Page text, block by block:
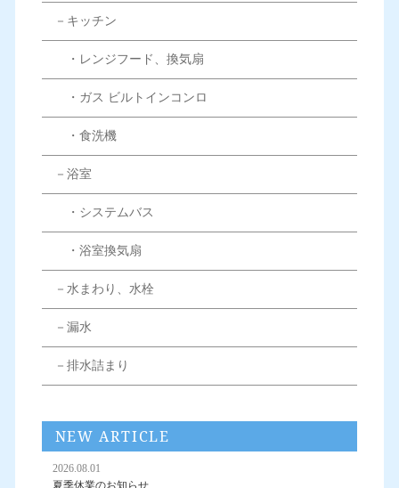
－キッチン
・レンジフード、換気扇
・ガス ビルトインコンロ
・食洗機
－浴室
・システムバス
・浴室換気扇
－水まわり、水栓
－漏水
－排水詰まり
NEW ARTICLE
2026.08.01
夏季休業のお知らせ